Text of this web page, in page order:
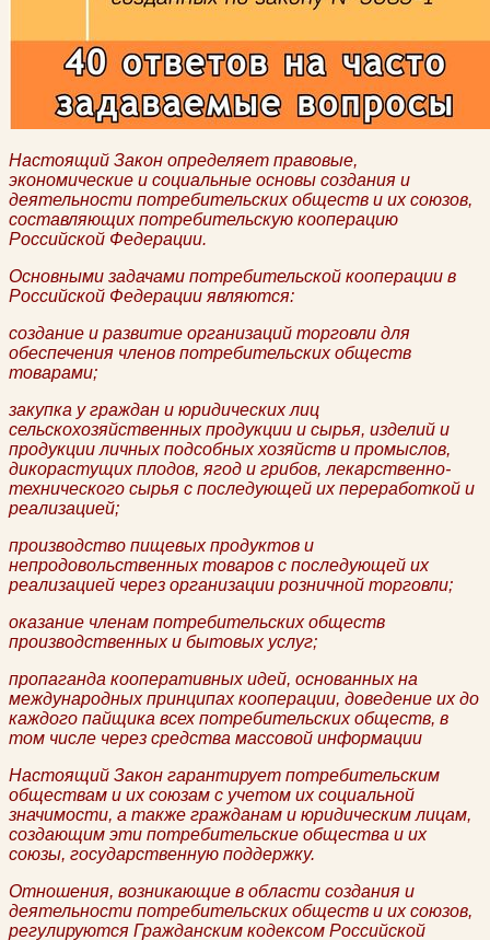
Настоящий Закон определяет правовые,
экономические и социальные основы создания и
деятельности потребительских обществ и их союзов,
составляющих потребительскую кооперацию
Российской Федерации.
Основными задачами потребительской кооперации в
Российской Федерации являются:
создание и развитие организаций торговли для
обеспечения членов потребительских обществ
товарами;
закупка у граждан и юридических лиц
сельскохозяйственных продукции и сырья, изделий и
продукции личных подсобных хозяйств и промыслов,
дикорастущих плодов, ягод и грибов, лекарственно-
технического сырья с последующей их переработкой и
реализацией;
производство пищевых продуктов и
непродовольственных товаров с последующей их
реализацией через организации розничной торговли;
оказание членам потребительских обществ
производственных и бытовых услуг;
пропаганда кооперативных идей, основанных на
международных принципах кооперации, доведение их до
каждого пайщика всех потребительских обществ, в
том числе через средства массовой информации
Настоящий Закон гарантирует потребительским
обществам и их союзам с учетом их социальной
значимости, а также гражданам и юридическим лицам,
создающим эти потребительские общества и их
союзы, государственную поддержку.
Отношения, возникающие в области создания и
деятельности потребительских обществ и их союзов,
регулируются Гражданским кодексом Российской